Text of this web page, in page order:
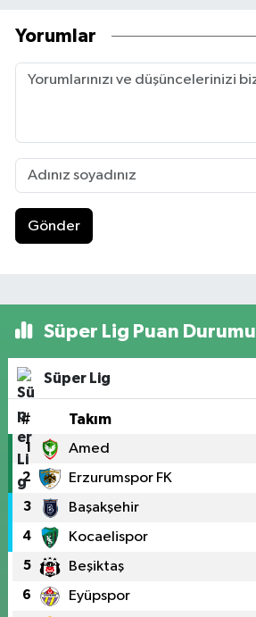
Yorumlar
Gönder
Süper Lig Puan Durumu
Süper Lig
# Takım
1 Amed
2 Erzurumspor FK
3 Başakşehir
4 Kocaelispor
5 Beşiktaş
6 Eyüpspor